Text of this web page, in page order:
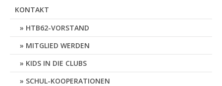
KONTAKT
HTB62-VORSTAND
MITGLIED WERDEN
KIDS IN DIE CLUBS
SCHUL-KOOPERATIONEN